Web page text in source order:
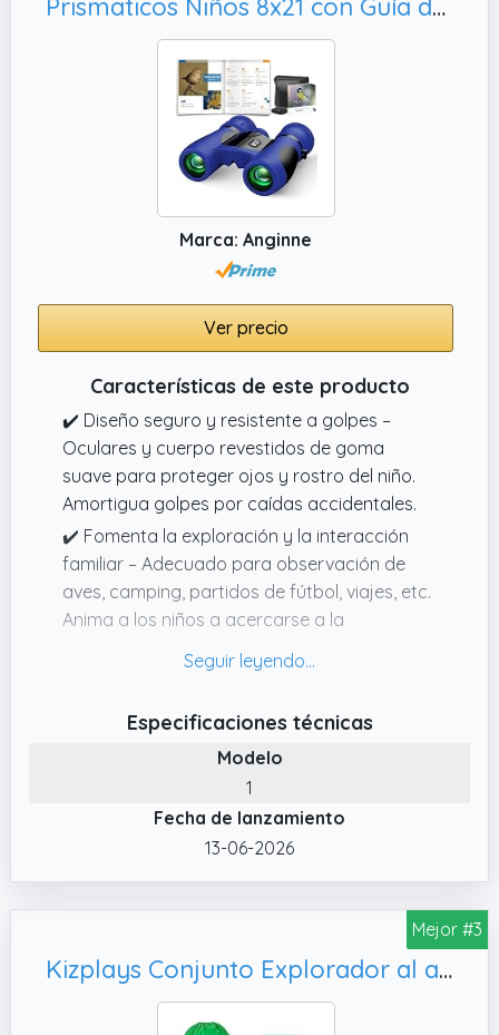
para el aire libre.
✔️ Imagen de alta definición – Con
revestimiento FMC multicapa y prismas de
alto índice de refracción para un aumento de
8x HD. Imágenes brillantes y colores realistas,
diseñadas para observación de aves y
Marca: Anginne
Ver precio
Características de este producto
✔️ Diseño seguro y resistente a golpes –
Oculares y cuerpo revestidos de goma
suave para proteger ojos y rostro del niño.
Amortigua golpes por caídas accidentales.
✔️ Fomenta la exploración y la interacción
familiar – Adecuado para observación de
aves, camping, partidos de fútbol, viajes, etc.
Anima a los niños a acercarse a la
observación y curiosidad.
en caja de regalo de alta calidad, que incluye
prismáticos, bolsa de transporte, correa y
manual de observación de aves. Listo para
usar, experiencia completa.
✔️ Portátil con manual de observación
incluido – Ligero y fácil de llevar. Incluye un
manual exclusivo de observación de aves,
que ayuda a los niños a identificar y registrar
avistamientos, convirtiendo los prismáticos
en una herramienta educativa y divertida
para el aire libre.
Especificaciones técnicas
Modelo
1
Fecha de lanzamiento
13-06-2026
Mejor #3
Kizplays Conjunto Explorador al aire libre Juguetes, Prismáticos para niños Conjunto Explorador Aventurero para niños 22 piezas con pinzas Atrapasueinsectos Brújula Lupa